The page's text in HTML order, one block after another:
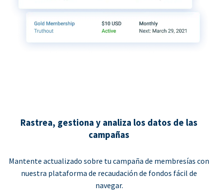
Rastrea, gestiona y analiza los datos de las
campañas
Mantente actualizado sobre tu campaña de membresías con
nuestra plataforma de recaudación de fondos fácil de
navegar.